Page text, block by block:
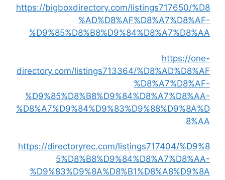
https://bigboxdirectory.com/listings717650/%D8
%AD%D8%AF%D8%A7%D8%AF-
%D9%85%D8%B8%D9%84%D8%A7%D8%AA
https://one-
directory.com/listings713364/%D8%AD%D8%AF
%D8%A7%D8%AF-
%D9%85%D8%B8%D9%84%D8%A7%D8%AA-
%D8%A7%D9%84%D9%83%D9%88%D9%8A%D
8%AA
https://directoryrec.com/listings717404/%D9%8
5%D8%B8%D9%84%D8%A7%D8%AA-
%D9%83%D9%8A%D8%B1%D8%A8%D9%8A